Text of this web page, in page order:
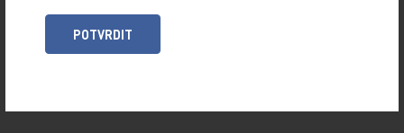
Pozitivní hodnocení pro stanovení úhrady
3. 8. 2026
POTVRDIT